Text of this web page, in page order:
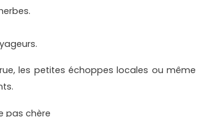
les petites échoppes locales ou même